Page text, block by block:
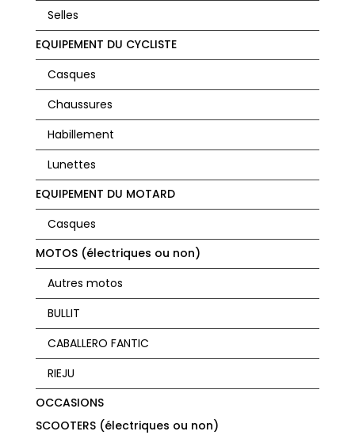
Selles
EQUIPEMENT DU CYCLISTE
Casques
Chaussures
Habillement
Lunettes
EQUIPEMENT DU MOTARD
Casques
MOTOS (électriques ou non)
Autres motos
BULLIT
CABALLERO FANTIC
RIEJU
OCCASIONS
SCOOTERS (électriques ou non)